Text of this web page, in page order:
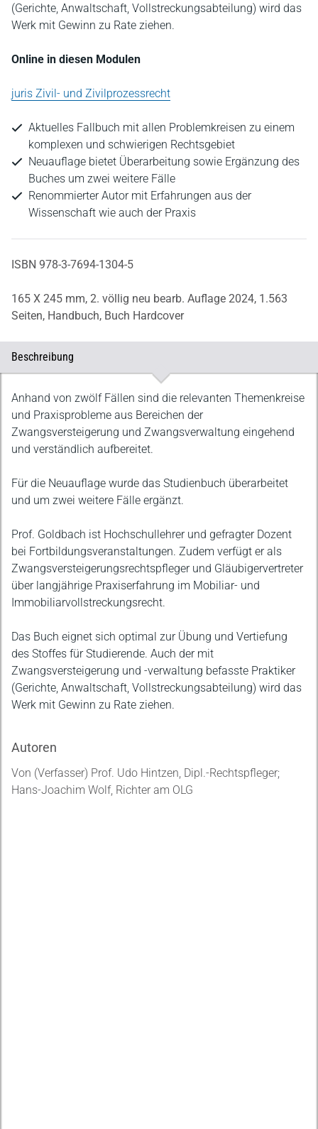
(Gerichte, Anwaltschaft, Vollstreckungsabteilung) wird das
Werk mit Gewinn zu Rate ziehen.
Online in diesen Modulen
juris Zivil- und Zivilprozessrecht
Aktuelles Fallbuch mit allen Problemkreisen zu einem
komplexen und schwierigen Rechtsgebiet
Neuauflage bietet Überarbeitung sowie Ergänzung des
Buches um zwei weitere Fälle
Renommierter Autor mit Erfahrungen aus der
Wissenschaft wie auch der Praxis
ISBN 978-3-7694-1304-5
165 X 245 mm, 2. völlig neu bearb. Auflage 2024, 1.563
Seiten, Handbuch, Buch Hardcover
Beschreibung
Beschreibung
Anhand von zwölf Fällen sind die relevanten Themenkreise
und Praxisprobleme aus Bereichen der
Zwangsversteigerung und Zwangsverwaltung eingehend
und verständlich aufbereitet.
Für die Neuauflage wurde das Studienbuch überarbeitet
und um zwei weitere Fälle ergänzt.
Prof. Goldbach ist Hochschullehrer und gefragter Dozent
bei Fortbildungsveranstaltungen. Zudem verfügt er als
Zwangsversteigerungsrechtspfleger und Gläubigervertreter
über langjährige Praxiserfahrung im Mobiliar- und
Immobiliarvollstreckungsrecht.
Das Buch eignet sich optimal zur Übung und Vertiefung
des Stoffes für Studierende. Auch der mit
Zwangsversteigerung und -verwaltung befasste Praktiker
(Gerichte, Anwaltschaft, Vollstreckungsabteilung) wird das
Werk mit Gewinn zu Rate ziehen.
Autoren
Von (Verfasser) Prof. Udo Hintzen, Dipl.-Rechtspfleger;
Hans-Joachim Wolf, Richter am OLG